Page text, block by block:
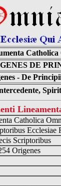
Catholica
DE
- De
Catholica
Ecclesiae
Scriptoribus
Origenes